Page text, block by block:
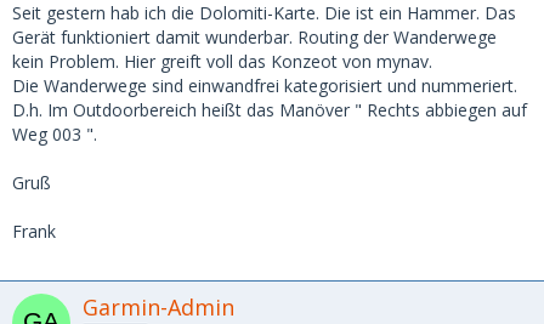
Seit gestern hab ich die Dolomiti-Karte. Die ist ein Hammer. Das
Gerät funktioniert damit wunderbar. Routing der Wanderwege
kein Problem. Hier greift voll das Konzeot von mynav.
Die Wanderwege sind einwandfrei kategorisiert und nummeriert.
D.h. Im Outdoorbereich heißt das Manöver " Rechts abbiegen auf
Weg 003 ".
Gruß
Frank
Garmin-Admin